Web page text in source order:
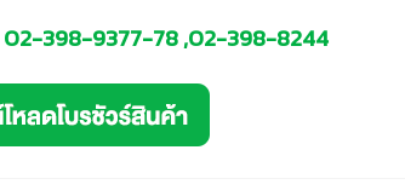
02-398-9377-78 ,02-398-8244